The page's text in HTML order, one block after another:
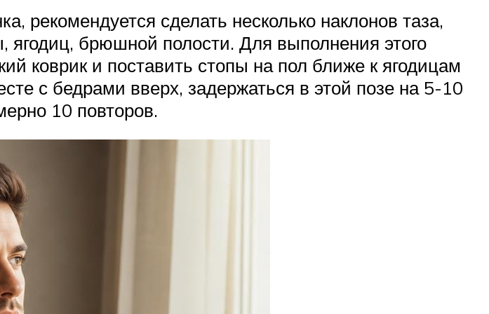
рекомендуется сделать несколько наклонов таза,
брюшной полости. Для выполнения этого
коврик и поставить стопы на пол ближе к ягодицам
с бедрами вверх, задержаться в этой позе на 5-10
10 повторов.